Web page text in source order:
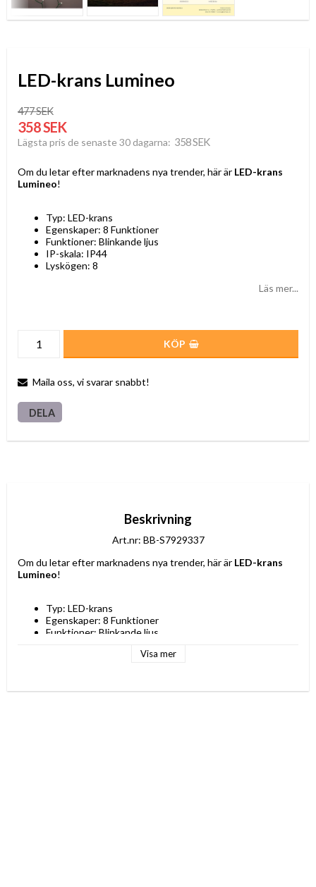
LED-krans Lumineo
477 SEK
358 SEK
Lägsta pris de senaste 30 dagarna 358 SEK
Om du letar efter marknadens nya trender, här är LED-krans
Lumineo!
Typ: LED-krans
Egenskaper: 8 Funktioner
Funktioner: Blinkande ljus
IP-skala: IP44
Lyskögen: 8
Läs mer...
KÖP
Maila oss, vi svarar snabbt!
DELA
Beskrivning
Art.nr: BB-S7929337
Om du letar efter marknadens nya trender, här är LED-krans
Lumineo!
Typ: LED-krans
Egenskaper: 8 Funktioner
Funktioner: Blinkande ljus
Visa mer